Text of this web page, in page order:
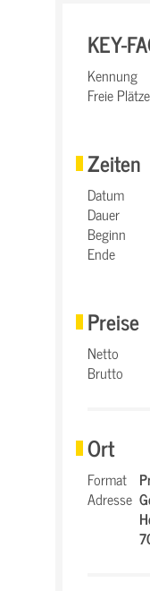
KEY-
Kennung
Freie Plätze
Zeiten
Datum
Dauer
Beginn
Ende
Preise
Netto
Brutto
Ort
Format
Adresse